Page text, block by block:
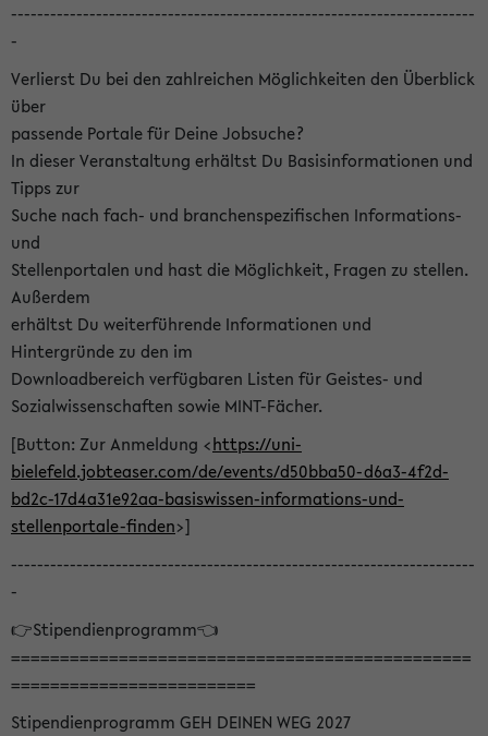
-----------------------------------------------------------------------
-
Verlierst Du bei den zahlreichen Möglichkeiten den Überblick
über
passende Portale für Deine Jobsuche?
In dieser Veranstaltung erhältst Du Basisinformationen und
Tipps zur
Suche nach fach- und branchenspezifischen Informations-
und
Stellenportalen und hast die Möglichkeit, Fragen zu stellen.
Außerdem
erhältst Du weiterführende Informationen und
Hintergründe zu den im
Downloadbereich verfügbaren Listen für Geistes- und
Sozialwissenschaften sowie MINT-Fächer.
[Button: Zur Anmeldung <https://uni-
bielefeld.jobteaser.com/de/events/d50bba50-d6a3-4f2d-
bd2c-17d4a31e92aa-basiswissen-informations-und-
stellenportale-finden>]
-----------------------------------------------------------------------
-
👉Stipendienprogramm👈
===============================================
=========================
Stipendienprogramm GEH DEINEN WEG 2027